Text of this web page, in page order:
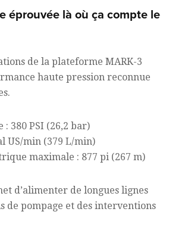
éprouvée là où ça compte le
de la plateforme MARK-3
haute pression reconnue
: 380 PSI (26,2 bar)
US/min (379 L/min)
maximale : 877 pi (267 m)
d’alimenter de longues lignes
de pompage et des interventions